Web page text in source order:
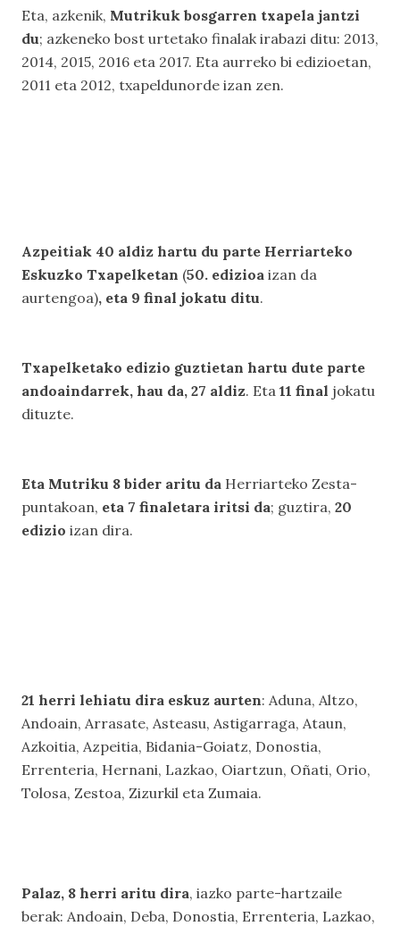
Eta, azkenik, Mutrikuk bosgarren txapela jantzi
du; azkeneko bost urtetako finalak irabazi ditu: 2013,
2014, 2015, 2016 eta 2017. Eta aurreko bi edizioetan,
2011 eta 2012, txapeldunorde izan zen.
Azpeitiak 40 aldiz hartu du parte Herriarteko
Eskuzko Txapelketan (50. edizioa izan da
aurtengoa), eta 9 final jokatu ditu.
Txapelketako edizio guztietan hartu dute parte
andoaindarrek, hau da, 27 aldiz. Eta 11 final jokatu
dituzte.
Eta Mutriku 8 bider aritu da Herriarteko Zesta-
puntakoan, eta 7 finaletara iritsi da; guztira, 20
edizio izan dira.
21 herri lehiatu dira eskuz aurten: Aduna, Altzo,
Andoain, Arrasate, Asteasu, Astigarraga, Ataun,
Azkoitia, Azpeitia, Bidania-Goiatz, Donostia,
Errenteria, Hernani, Lazkao, Oiartzun, Oñati, Orio,
Tolosa, Zestoa, Zizurkil eta Zumaia.
Palaz, 8 herri aritu dira, iazko parte-hartzaile
berak: Andoain, Deba, Donostia, Errenteria, Lazkao,